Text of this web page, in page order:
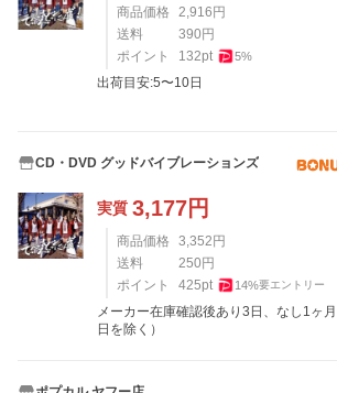
商品価格 2,916 円
送料
390 円
ポイント
132pt 5%
出荷目安:5〜10日
CD・DVD グッドバイブレーションズ
実質 3,177円
商品価格 3,352 円
送料
250 円
ポイント
425pt 14%要エントリー
メーカー在庫確認後あり3日、なし1ヶ
日を除く）